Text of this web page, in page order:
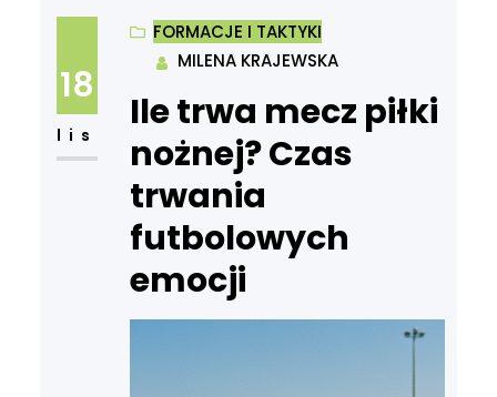
18
lis
FORMACJE I TAKTYKI
MILENA KRAJEWSKA
Ile trwa mecz piłki
nożnej? Czas
trwania
futbolowych
emocji